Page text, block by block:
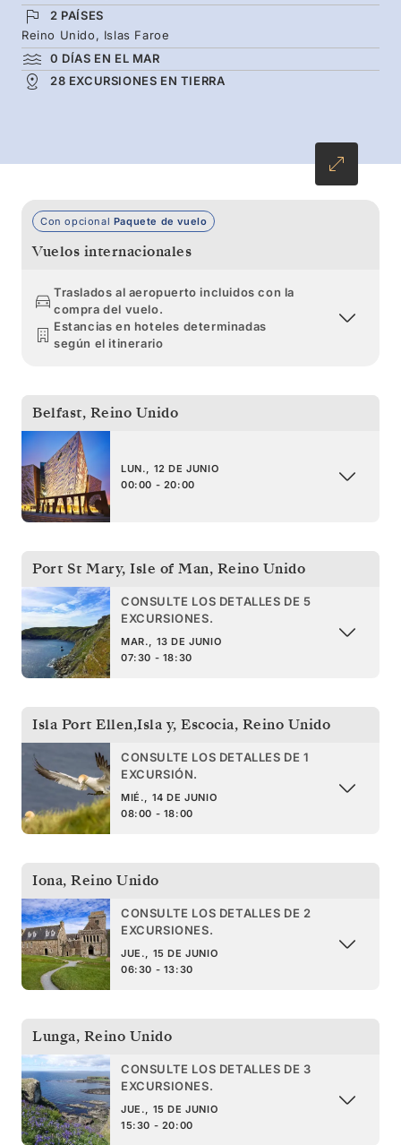
alcatraces— antes de que el crucero ponga
rumbo hacia las Orcadas y las islas Feroe. La
recóndita isla Fair y la isla de May le abrirán la
puerta hasta Edimburgo.
2 PAÍSES
Reino Unido, Islas Faroe
0 DÍAS EN EL MAR
28 EXCURSIONES EN TIERRA
Con opcional Paquete de vuelo
Vuelos internacionales
Traslados al aeropuerto incluidos con la
compra del vuelo.
Estancias en hoteles determinadas
según el itinerario
Belfast, Reino Unido
LUN., 12 DE JUNIO
00:00 - 20:00
Port St Mary, Isle of Man, Reino Unido
CONSULTE LOS DETALLES DE 5
EXCURSIONES.
MAR., 13 DE JUNIO
07:30 - 18:30
Isla Port Ellen,Isla y, Escocia, Reino Unido
CONSULTE LOS DETALLES DE 1
EXCURSIÓN.
MIÉ., 14 DE JUNIO
08:00 - 18:00
Iona, Reino Unido
CONSULTE LOS DETALLES DE 2
EXCURSIONES.
JUE., 15 DE JUNIO
06:30 - 13:30
Lunga, Reino Unido
CONSULTE LOS DETALLES DE 3
EXCURSIONES.
JUE., 15 DE JUNIO
15:30 - 20:00